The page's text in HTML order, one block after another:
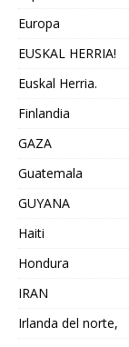
Europa
EUSKAL HERRIA!
Euskal Herria.
Finlandia
GAZA
Guatemala
GUYANA
Haiti
Hondura
IRAN
Irlanda del norte,